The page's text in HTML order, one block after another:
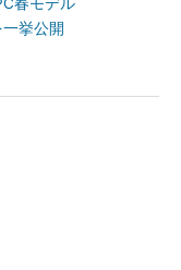
挙公開